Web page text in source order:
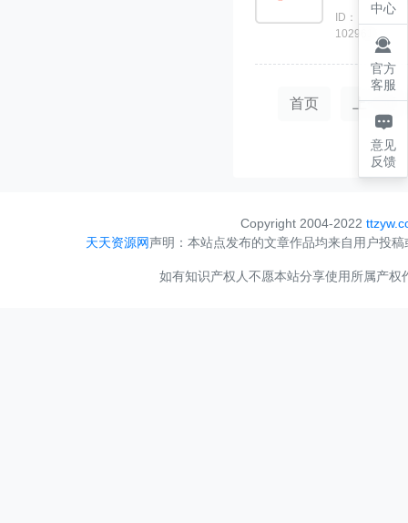
ID：
1029616
首页 上一页
Copyright 2004-2022
天天资源网声明：本站点发布的文章作品均来自用户投
如有知识产权人不愿本站分享使用所属产
中心

官方
客服

意见
反馈